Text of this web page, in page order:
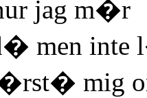
jag m�r
men inte
mig